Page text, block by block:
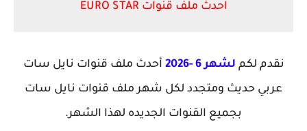
احدث ملف قنوات EURO STAR
نقدم لكم لشهر 6 -2026
أحدث ملف قنوات نايل سات
عربي حديث ومتجدد لكل شهر ملف قنوات نايل سات
بجميع القنوات الجديده لهذا الشهر.